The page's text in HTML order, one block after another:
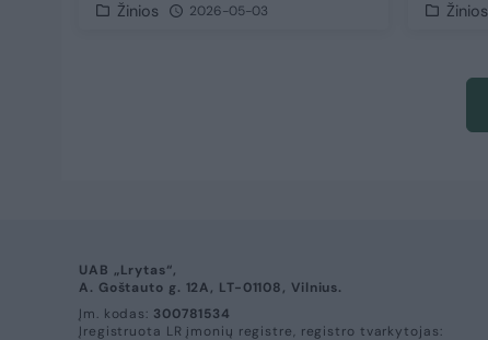
Žinios 2026-05-03 Žinios
UAB „Lrytas“,
A. Goštauto g. 12A, LT-01108, Vilnius.
Įm. kodas: 300781534
Įregistruota LR įmonių registre, registro tvarkytojas: